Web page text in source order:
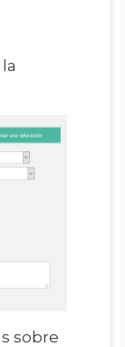
sobre